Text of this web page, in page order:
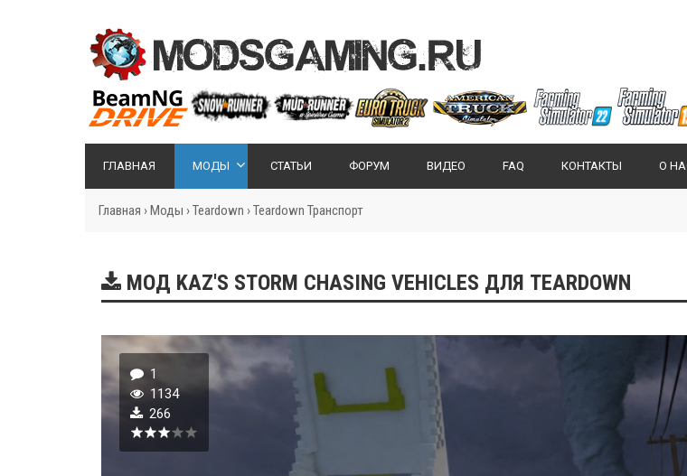
ГЛАВНАЯ МОДЫ СТАТЬИ ФОРУМ ВИДЕО FAQ КОНТАКТЫ О
Главная ›Моды ›Teardown ›Teardown Транспорт
МОД KAZ'S STORM CHASING VEHICLES ДЛЯ TEARDOWN
1
1134
266